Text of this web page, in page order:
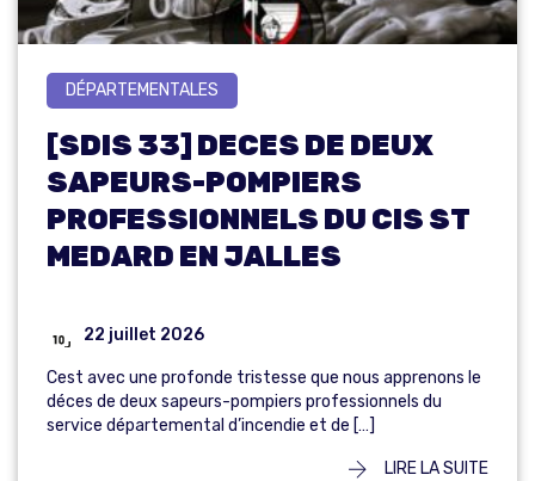
DÉPARTEMENTALES
[SDIS 33] DECES DE DEUX
SAPEURS-POMPIERS
PROFESSIONNELS DU CIS ST
MEDARD EN JALLES
22 juillet 2026
Cest avec une profonde tristesse que nous apprenons le
déces de deux sapeurs-pompiers professionnels du
service départemental d’incendie et de […]
LIRE LA SUITE